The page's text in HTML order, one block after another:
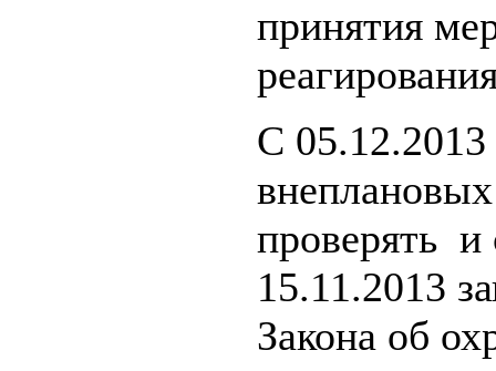
принятия
С
проверять и
15.11.2013
Закона об